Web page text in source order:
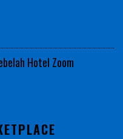
Hotel Zoom